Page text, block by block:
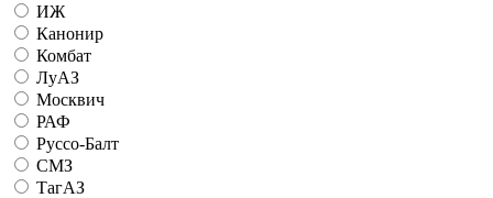
ИЖ
Канонир
Комбат
ЛуАЗ
Москвич
РАФ
Руссо-Балт
СМЗ
ТагАЗ